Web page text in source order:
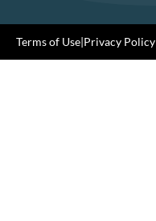
Terms of Use|Privacy Policy